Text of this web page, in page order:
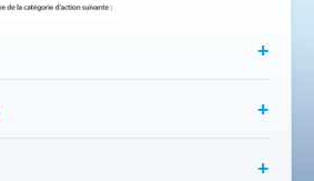
+
+
+